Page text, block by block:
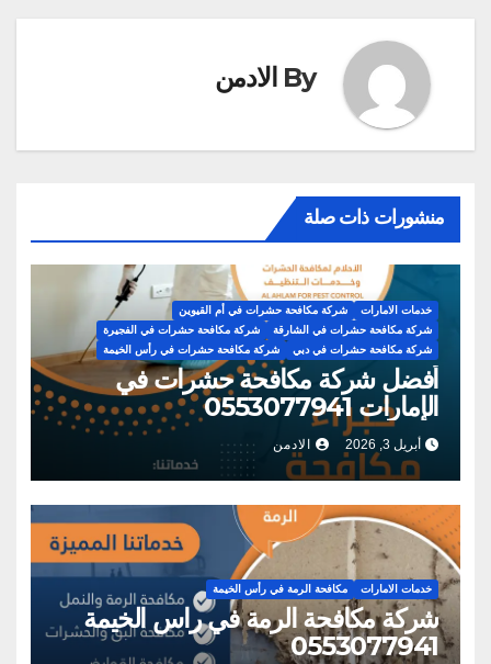
By الادمن
منشورات ذات صلة
خدمات الامارات
شركة مكافحة حشرات في أم القيوين
شركة مكافحة حشرات في الشارقة
شركة مكافحة حشرات في الفجيرة
شركة مكافحة حشرات في دبي
شركة مكافحة حشرات في رأس الخيمة
أفضل شركة مكافحة حشرات في
الإمارات 0553077941
أبريل 3, 2026 الادمن
خدمات الامارات مكافحة الرمة في رأس الخيمة
شركة مكافحة الرمة في راس الخيمة
0553077941